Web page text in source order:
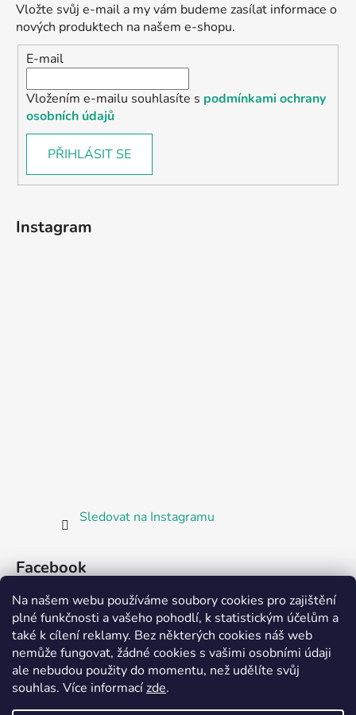
Na našem webu používáme soubory cookies pro zajištění
plné funkčnosti a vašeho pohodlí, k statistickým účelům a
také k cílení reklamy. Bez některých cookies náš web
nemůže fungovat, žádné cookies s vašimi osobními údaji
ale nebudou použity do momentu, než udělíte svůj
souhlas. Více informacízde.
Vložte svůj e-mail a my vám budeme zasílat informace o
nových produktech na našem e-shopu.
E-mail
Vložením e-mailu souhlasíte s podmínkami ochrany
osobních údajů
PŘIHLÁSIT SE
Instagram
Sledovat na Instagramu
Facebook
Partnerská prodejna Barefoot Plzeň